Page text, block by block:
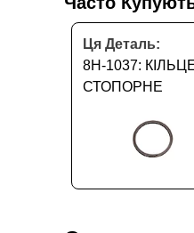
Ця Деталь:
8H-1037:
СТОПОРНЕ